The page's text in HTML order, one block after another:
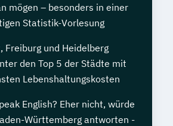
mögen – besonders in einer
Statistik-Vorlesung
Freiburg und Heidelberg
den Top 5 der Städte mit
Lebenshaltungskosten
English? Eher nicht, würde
Württemberg antworten -